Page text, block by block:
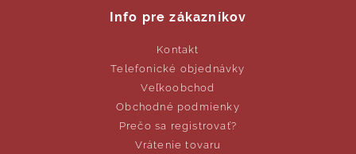
Info pre zákazníkov
Kontakt
Telefonické objednávky
Veľkoobchod
Obchodné podmienky
Prečo sa registrovať?
Vrátenie tovaru